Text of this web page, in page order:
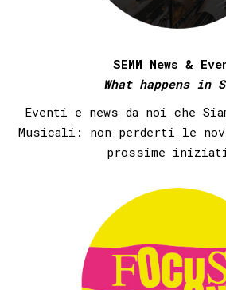
SEMM News &
What happens in
Eventi e news da noi che
Musicali: non perderti le
prossime